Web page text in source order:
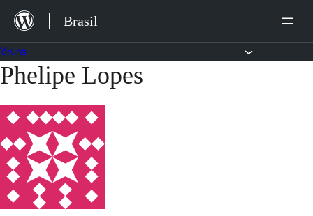
para
o
conteúdo
Brasil
Pular
conteúdo
Phelipe Lopes